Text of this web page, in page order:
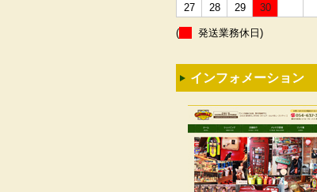
27
28 29 30
( 発送業務休日)
インフォメーション